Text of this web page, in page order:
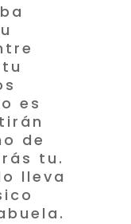
es
de
tu.
lleva